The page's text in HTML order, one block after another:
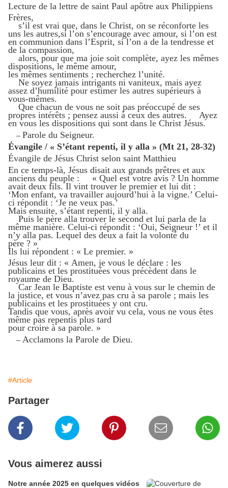
Lecture de la lettre de saint Paul apôtre aux Philippiens
Frères,
s’il est vrai que, dans le Christ, on se réconforte les
uns les autres,si l’on s’encourage avec amour, si l’on est
en communion dans l’Esprit, si l’on a de la tendresse et
de la compassion,
alors, pour que ma joie soit complète, ayez les mêmes
dispositions, le même amour,
les mêmes sentiments ; recherchez l’unité.
Ne soyez jamais intrigants ni vaniteux, mais ayez
assez d’humilité pour estimer les autres supérieurs à
vous-mêmes.
Que chacun de vous ne soit pas préoccupé de ses
propres intérêts ; pensez aussi à ceux des autres. Ayez
en vous les dispositions qui sont dans le Christ Jésus.
– Parole du Seigneur.
Évangile / « S’étant repenti, il y alla » (Mt 21, 28-32)
Évangile de Jésus Christ selon saint Matthieu
En ce temps-là, Jésus disait aux grands prêtres et aux
anciens du peuple : « Quel est votre avis ? Un homme
avait deux fils. Il vint trouver le premier et lui dit :
‘Mon enfant, va travailler aujourd’hui à la vigne.’ Celui-
ci répondit : ‘Je ne veux pas.’
Mais ensuite, s’étant repenti, il y alla.
Puis le père alla trouver le second et lui parla de la
même manière. Celui-ci répondit : ‘Oui, Seigneur !’ et il
n’y alla pas. Lequel des deux a fait la volonté du
père ? »
Ils lui répondent : « Le premier. »
Jésus leur dit : « Amen, je vous le déclare : les
publicains et les prostituées vous précèdent dans le
royaume de Dieu.
Car Jean le Baptiste est venu à vous sur le chemin de
la justice, et vous n’avez pas cru à sa parole ; mais les
publicains et les prostituées y ont cru.
Tandis que vous, après avoir vu cela, vous ne vous êtes
même pas repentis plus tard
pour croire à sa parole. »
– Acclamons la Parole de Dieu.
#Article
Partager
Vous aimerez aussi
Notre année 2025 en quelques vidéos